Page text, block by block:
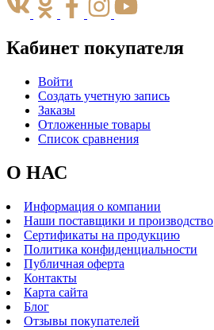
Кабинет покупателя
Войти
Создать учетную запись
Заказы
Отложенные товары
Список сравнения
О НАС
Информация о компании
Наши поставщики и производство
Сертификаты на продукцию
Политика конфиденциальности
Публичная оферта
Контакты
Карта сайта
Блог
Отзывы покупателей